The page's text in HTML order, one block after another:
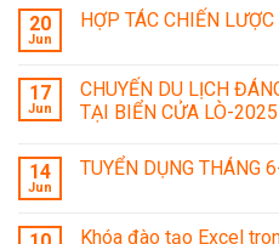
20
Jun
HỢP TÁC CHIẾN
17
Jun
CHUYẾN DU LỊCH
TẠI BIỂN CỬA LÒ-2025
14
Jun
TUYỂN DỤNG THÁNG
Khóa đào tạo Excel